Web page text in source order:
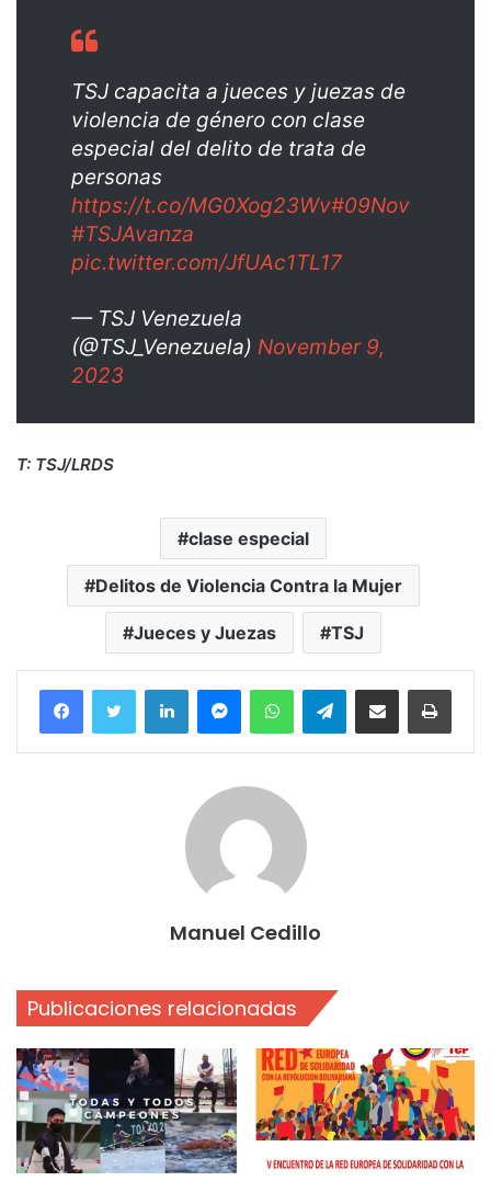
TSJ capacita a jueces y juezas de
violencia de género con clase
especial del delito de trata de
personas
https://t.co/MG0Xog23Wv#09Nov
#TSJAvanza
pic.twitter.com/JfUAc1TL17
— TSJ Venezuela
(@TSJ_Venezuela) November 9,
2023
T: TSJ/LRDS
clase especial
Delitos de Violencia Contra la Mujer
Jueces y Juezas TSJ
FacebookTwitter LinkedInMessengerWhatsAppTelegramCompartir por correo electrónico
Manuel Cedillo
Publicaciones relacionadas